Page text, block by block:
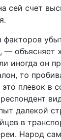
сей счет
факторов
— объясняет
иногда он
то
плевок в
далекой
в
Народ